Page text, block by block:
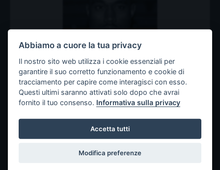
Findling a VladTV: l’avvocato di
Durk contro le fake news
Abbiamo a cuore la tua privacy
Il nostro sito web utilizza i cookie essenziali per
garantire il suo corretto funzionamento e cookie di
tracciamento per capire come interagisci con esso.
Questi ultimi saranno attivati solo dopo che avrai
fornito il tuo consenso. Informativa sulla privacy
Accetta tutti
Modifica preferenze